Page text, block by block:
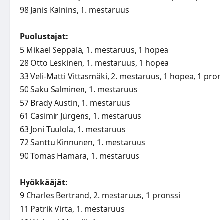
98 Janis Kalnins, 1. mestaruus
Puolustajat:
5 Mikael Seppälä, 1. mestaruus, 1 hopea
28 Otto Leskinen, 1. mestaruus, 1 hopea
33 Veli-Matti Vittasmäki, 2. mestaruus, 1 hopea, 1
50 Saku Salminen, 1. mestaruus
57 Brady Austin, 1. mestaruus
61 Casimir Jürgens, 1. mestaruus
63 Joni Tuulola, 1. mestaruus
72 Santtu Kinnunen, 1. mestaruus
90 Tomas Hamara, 1. mestaruus
Hyökkääjät:
9 Charles Bertrand, 2. mestaruus, 1 pronssi
11 Patrik Virta, 1. mestaruus